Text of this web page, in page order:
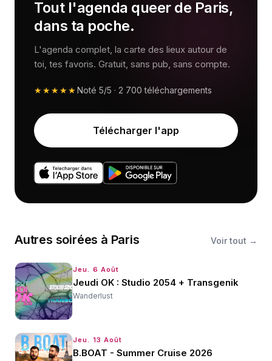
Tout l'agenda queer de Paris,
dans ta poche.
L'agenda complet, la carte des lieux autour de
toi, tes favoris. Gratuit, sans pub, sans compte.
★★★★★Noté 5/5 · 2 700 téléchargements
Télécharger l'app
Autres soirées à Paris Voir tout →
Jeu. 6 Août
Jeudi OK : Studio 2054 + Transgenik
Wanderlust
Jeu. 13 Août
B.BOAT - Summer Cruise 2026